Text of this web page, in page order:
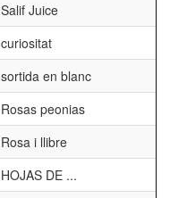
Salif Juice
curiositat
sortida en blanc
Rosas peonias
Rosa i llibre
HOJAS DE ...